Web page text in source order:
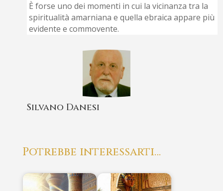
È forse uno dei momenti in cui la vicinanza tra la
spiritualità amarniana e quella ebraica appare più
evidente e commovente.
Silvano Danesi
Potrebbe interessarti…